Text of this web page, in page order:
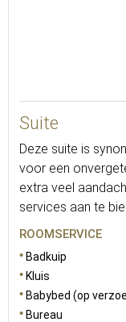
Suite
Deze suite is
voor een
extra veel
services aan te
ROOMSERVICE
Badkuip
Kluis
Babybed (op
Bureau